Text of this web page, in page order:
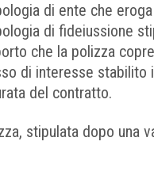
di ente che
di fideiussione
che la polizza
di interesse stabilito
del contratto.
stipulata dopo una